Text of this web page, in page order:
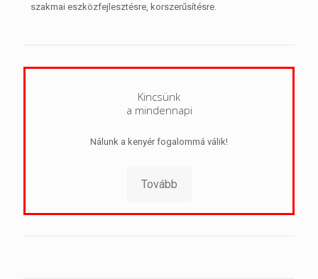
szakmai eszközfejlesztésre, korszerűsítésre.
Kincsünk
a mindennapi
Nálunk a kenyér fogalommá válik!
Tovább